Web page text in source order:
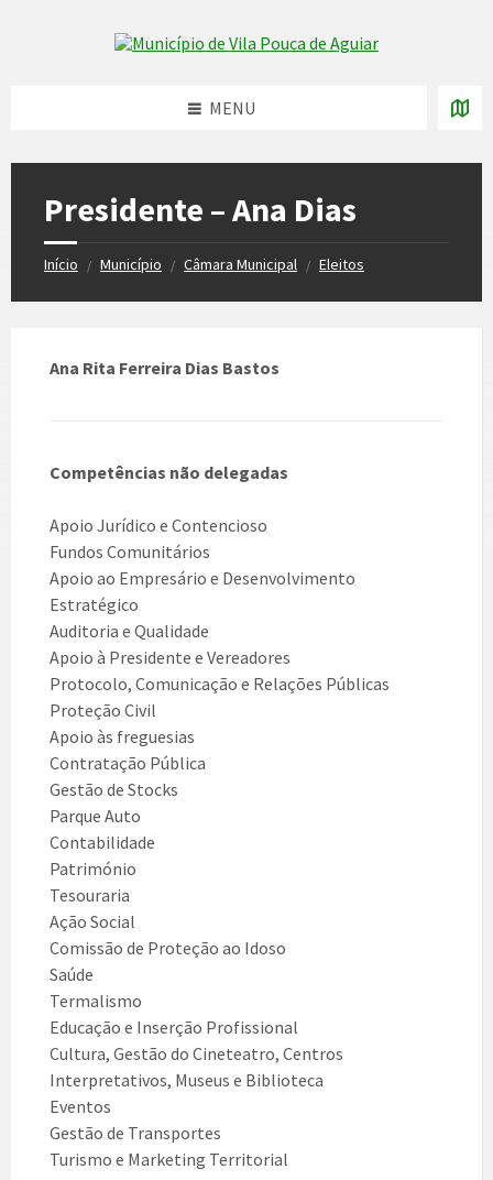
Skip to content
MENU
Presidente – Ana Dias
Início / Município / Câmara Municipal / Eleitos
Ana Rita Ferreira Dias Bastos
Competências não delegadas
Apoio Jurídico e Contencioso
Fundos Comunitários
Apoio ao Empresário e Desenvolvimento
Estratégico
Auditoria e Qualidade
Apoio à Presidente e Vereadores
Protocolo, Comunicação e Relações Públicas
Proteção Civil
Apoio às freguesias
Contratação Pública
Gestão de Stocks
Parque Auto
Contabilidade
Património
Tesouraria
Ação Social
Comissão de Proteção ao Idoso
Saúde
Termalismo
Educação e Inserção Profissional
Cultura, Gestão do Cineteatro, Centros
Interpretativos, Museus e Biblioteca
Eventos
Gestão de Transportes
Turismo e Marketing Territorial